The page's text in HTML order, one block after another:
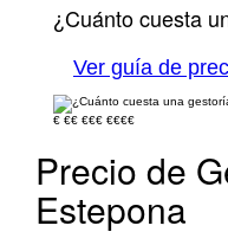
¿Cuánto cuesta
Ver guía de
€ €€ €€€ €€€€
Precio de
Estepona